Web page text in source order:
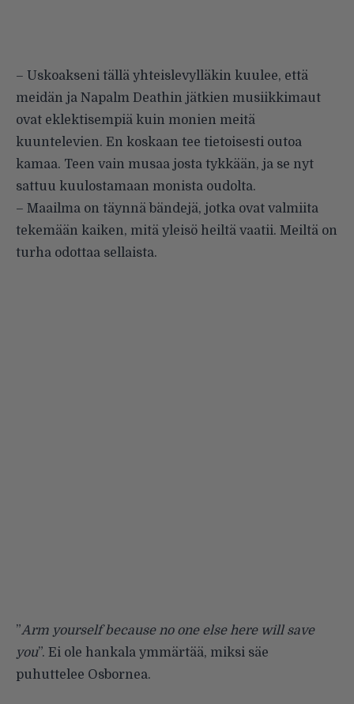
– Uskoakseni tällä yhteislevylläkin kuulee, että
meidän ja Napalm Deathin jätkien musiikkimaut
ovat eklektisempiä kuin monien meitä
kuuntelevien. En koskaan tee tietoisesti outoa
kamaa. Teen vain musaa josta tykkään, ja se nyt
sattuu kuulostamaan monista oudolta.
– Maailma on täynnä bändejä, jotka ovat valmiita
tekemään kaiken, mitä yleisö heiltä vaatii. Meiltä on
turha odottaa sellaista.
”Arm yourself because no one else here will save
you”. Ei ole hankala ymmärtää, miksi säe
puhuttelee Osbornea.